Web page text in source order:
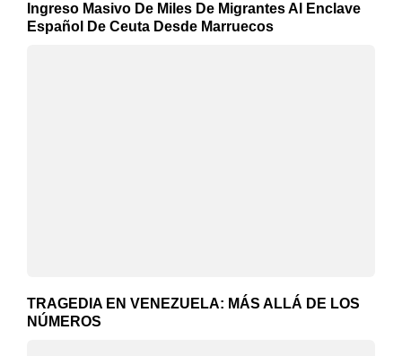
Ingreso Masivo De Miles De Migrantes Al Enclave
Español De Ceuta Desde Marruecos
TRAGEDIA EN VENEZUELA: MÁS ALLÁ DE LOS
NÚMEROS